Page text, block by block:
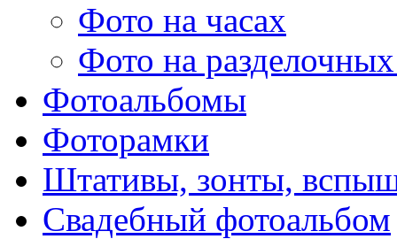
Фото на часах
Фото на
Фотоальбомы
Фоторамки
Штативы, зонты,
Свадебный фотоальбом